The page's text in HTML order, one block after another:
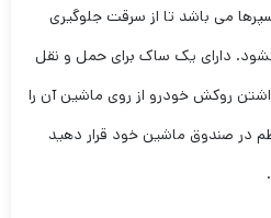
می باشد تا از سرقت جلوگیری
دارای یک ساک برای حمل و نقل
روکش خودرو از روی ماشین آن را
در صندوق ماشین خود قرار دهید